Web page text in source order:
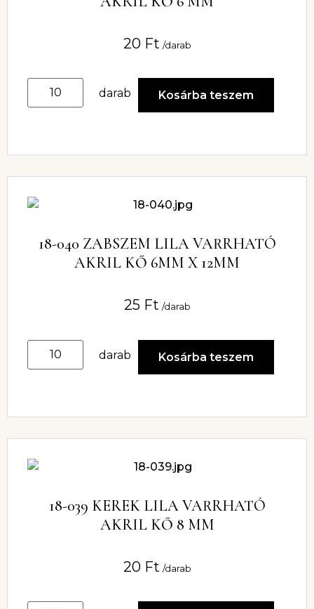
20 Ft /darab
darab Kosárba teszem
18-040 ZABSZEM LILA VARRHATÓ
AKRIL KŐ 6MM X 12MM
25 Ft /darab
darab Kosárba teszem
18-039 KEREK LILA VARRHATÓ
AKRIL KŐ 8 MM
20 Ft /darab